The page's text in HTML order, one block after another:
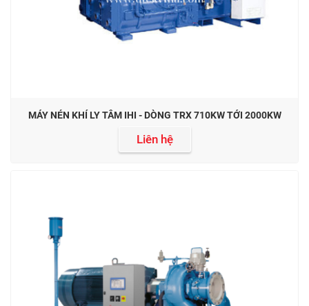
MÁY NÉN KHÍ LY TÂM IHI - DÒNG TRX 710KW TỚI 2000KW
Liên hệ